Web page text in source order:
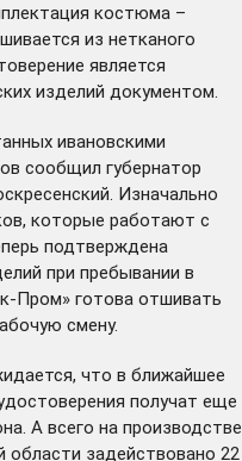
костюма –
из нетканого
является
изделий документом.
ивановскими
сообщил губернатор
Изначально
которые работают с
подтверждена
при пребывании в
Пром» готова отшивать
смену.
что в ближайшее
получат еще
А всего на производстве
задействовано 22